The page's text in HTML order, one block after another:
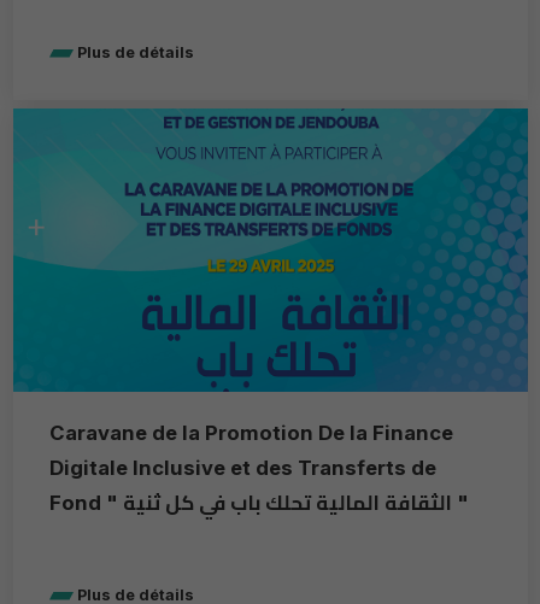
Plus de détails
Caravane de la Promotion De la Finance
Digitale Inclusive et des Transferts de
Fond " الثقافة المالية تحلك باب في كل ثنية "
Plus de détails